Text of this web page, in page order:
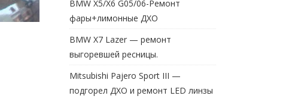
BMW X5/X6 G05/06-Ремонт
фары+лимонные ДХО
BMW X7 Lazer — ремонт
выгоревшей ресницы.
Mitsubishi Pajero Sport III —
подгорел ДХО и ремонт LED линзы